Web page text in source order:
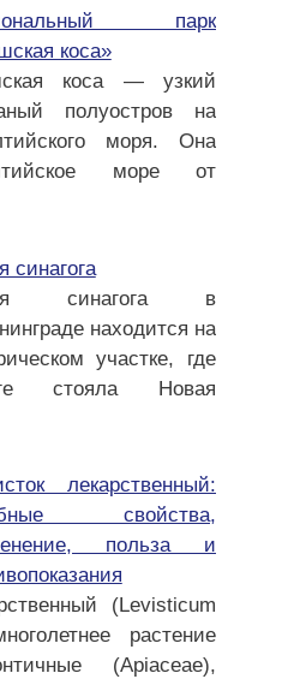
парк
коса»
коса — узкий
полуостров на
моря. Она
море от
синагога
синагога в
находится на
участке, где
стояла Новая
лекарственный:
свойства,
польза и
(Levisticum
растение
(Apiaceae),